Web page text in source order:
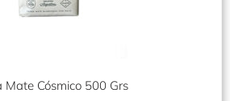
Mate Cósmico 500 Grs